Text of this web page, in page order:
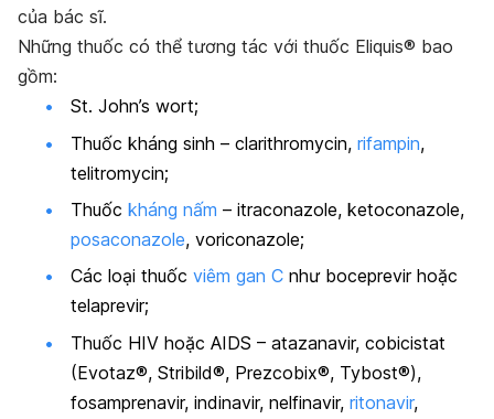
của bác sĩ.
Những thuốc có thể tương tác với thuốc Eliquis® bao
gồm:
St. John’s wort;
Thuốc kháng sinh – clarithromycin, rifampin,
telitromycin;
Thuốc kháng nấm – itraconazole, ketoconazole,
posaconazole, voriconazole;
Các loại thuốc viêm gan C như boceprevir hoặc
telaprevir;
Thuốc HIV hoặc AIDS – atazanavir, cobicistat
(Evotaz®, Stribild®, Prezcobix®, Tybost®),
fosamprenavir, indinavir, nelfinavir, ritonavir,